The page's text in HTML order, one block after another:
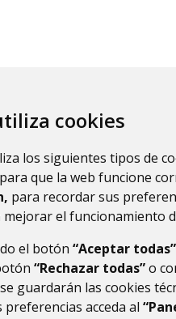
cookies
los siguientes tipos de
que la web funcione
para recordar sus
mejorar el funcionamiento
el botón “Aceptar todas”
“Rechazar todas”o
guardarán las cookies
acceda al